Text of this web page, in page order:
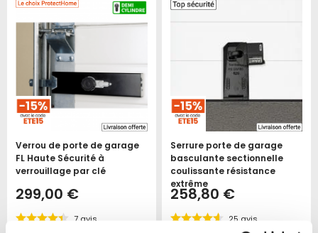
favoris
Verrou de porte de garage
FL Haute Sécurité à
verrouillage par clé
299,00 €
7 avis
Serrure porte de garage
basculante sectionnelle
coulissante résistance
extrême
258,80 €
25 avis